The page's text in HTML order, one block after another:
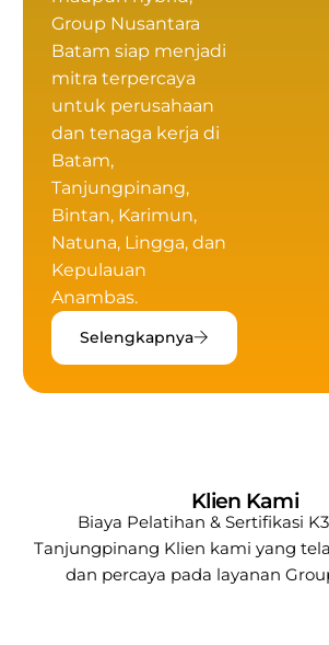
Group Nusantara
Batam siap menjadi
mitra terpercaya
untuk perusahaan
dan tenaga kerja di
Batam,
Tanjungpinang,
Bintan, Karimun,
Natuna, Lingga, dan
Kepulauan
Anambas.
Selengkapnya
Klien Kami
Biaya Pelatihan & Sertifikasi
Tanjungpinang Klien kami yang
dan percaya pada layanan